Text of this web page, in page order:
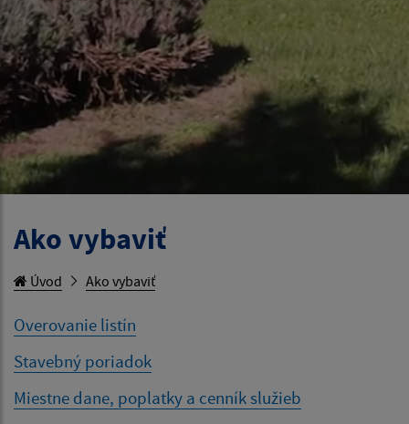
Ako vybaviť
Úvod Ako vybaviť
Overovanie listín
Stavebný poriadok
Miestne dane, poplatky a cenník služieb